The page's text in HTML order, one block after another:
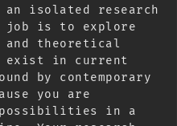
an isolated research
job is to explore
and theoretical
exist in current
by contemporary
you are
possibilities in a